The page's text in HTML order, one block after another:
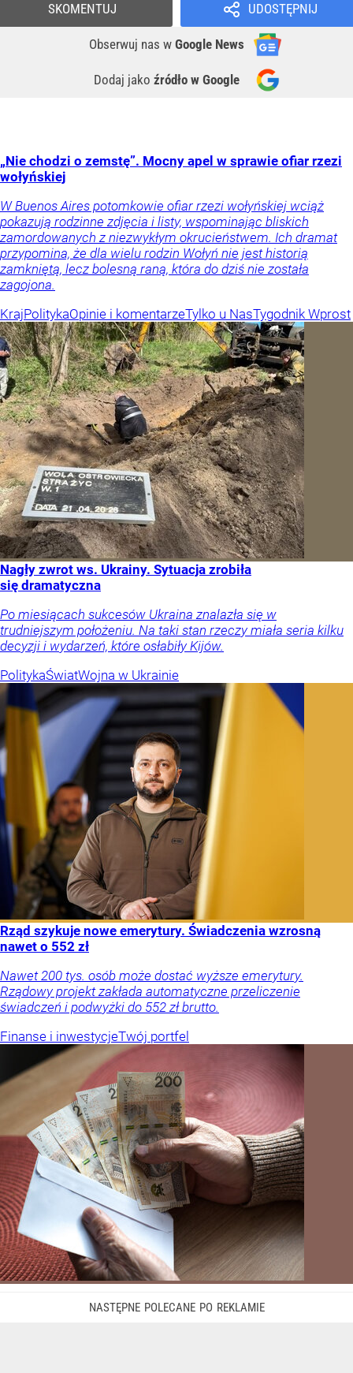
UDOSTĘPNIJ
Obserwuj nas w Google News
Dodaj jako źródło w Google
SKOMENTUJ
„Nie chodzi o zemstę”. Mocny apel w sprawie ofiar rzezi
wołyńskiej
W Buenos Aires potomkowie ofiar rzezi wołyńskiej wciąż
pokazują rodzinne zdjęcia i listy, wspominając bliskich
zamordowanych z niezwykłym okrucieństwem. Ich dramat
przypomina, że dla wielu rodzin Wołyń nie jest historią
zamkniętą, lecz bolesną raną, która do dziś nie została
zagojona.
KrajPolitykaOpinie i komentarzeTylko u NasTygodnik Wprost
Nagły zwrot ws. Ukrainy. Sytuacja zrobiła
się dramatyczna
Po miesiącach sukcesów Ukraina znalazła się w
trudniejszym położeniu. Na taki stan rzeczy miała seria kilku
decyzji i wydarzeń, które osłabiły Kijów.
PolitykaŚwiatWojna w Ukrainie
Rząd szykuje nowe emerytury. Świadczenia wzrosną
nawet o 552 zł
Nawet 200 tys. osób może dostać wyższe emerytury.
Rządowy projekt zakłada automatyczne przeliczenie
świadczeń i podwyżki do 552 zł brutto.
Finanse i inwestycjeTwój portfel